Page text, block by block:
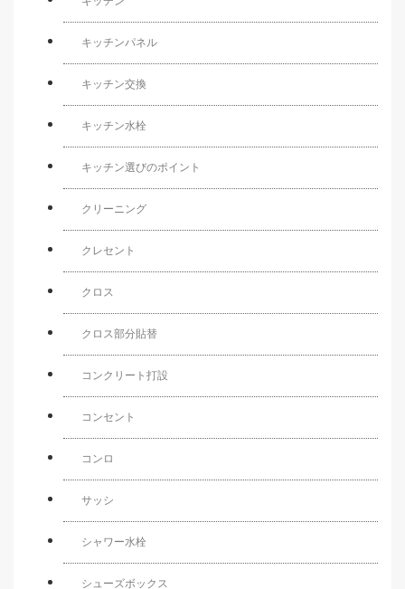
キッチンパネル
キッチン交換
キッチン水栓
キッチン選びのポイント
クリーニング
クレセント
クロス
クロス部分貼替
コンクリート打設
コンセント
コンロ
サッシ
シャワー水栓
シューズボックス